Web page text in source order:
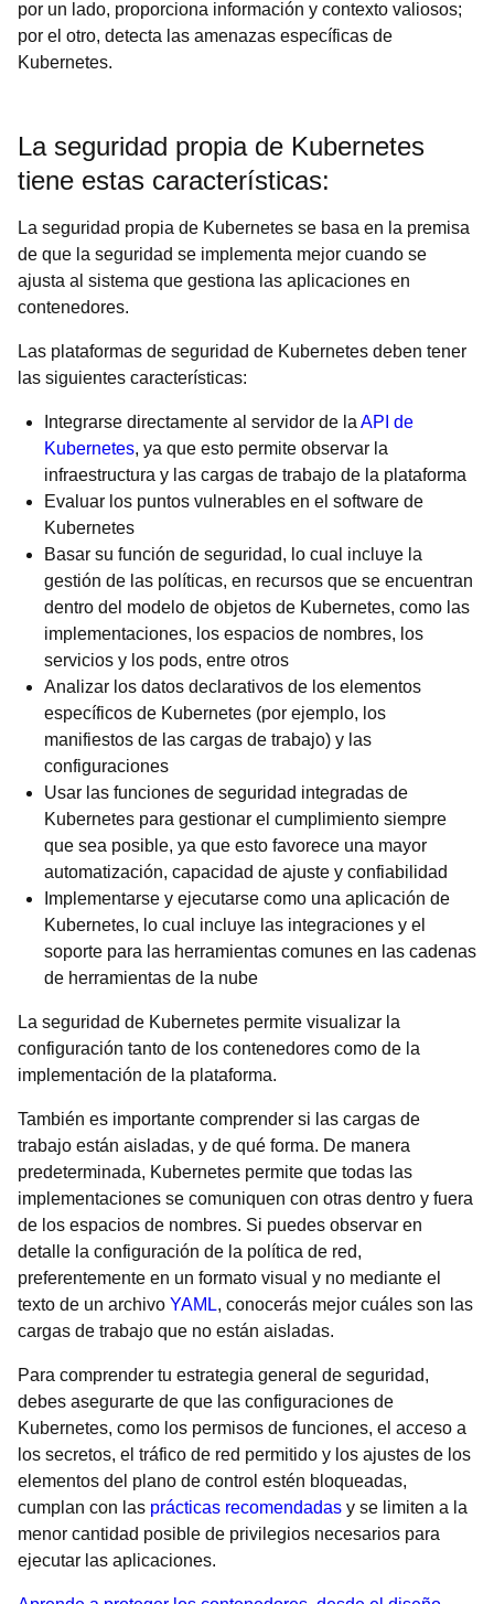
por un lado, proporciona información y contexto valiosos;
por el otro, detecta las amenazas específicas de
Kubernetes.
La seguridad propia de Kubernetes
tiene estas características:
La seguridad propia de Kubernetes se basa en la premisa
de que la seguridad se implementa mejor cuando se
ajusta al sistema que gestiona las aplicaciones en
contenedores.
Las plataformas de seguridad de Kubernetes deben tener
las siguientes características:
Integrarse directamente al servidor de la API de
Kubernetes, ya que esto permite observar la
infraestructura y las cargas de trabajo de la plataforma
Evaluar los puntos vulnerables en el software de
Kubernetes
Basar su función de seguridad, lo cual incluye la
gestión de las políticas, en recursos que se encuentran
dentro del modelo de objetos de Kubernetes, como las
implementaciones, los espacios de nombres, los
servicios y los pods, entre otros
Analizar los datos declarativos de los elementos
específicos de Kubernetes (por ejemplo, los
manifiestos de las cargas de trabajo) y las
configuraciones
Usar las funciones de seguridad integradas de
Kubernetes para gestionar el cumplimiento siempre
que sea posible, ya que esto favorece una mayor
automatización, capacidad de ajuste y confiabilidad
Implementarse y ejecutarse como una aplicación de
Kubernetes, lo cual incluye las integraciones y el
soporte para las herramientas comunes en las cadenas
de herramientas de la nube
La seguridad de Kubernetes permite visualizar la
configuración tanto de los contenedores como de la
implementación de la plataforma.
También es importante comprender si las cargas de
trabajo están aisladas, y de qué forma. De manera
predeterminada, Kubernetes permite que todas las
implementaciones se comuniquen con otras dentro y fuera
de los espacios de nombres. Si puedes observar en
detalle la configuración de la política de red,
preferentemente en un formato visual y no mediante el
texto de un archivo YAML, conocerás mejor cuáles son las
cargas de trabajo que no están aisladas.
Para comprender tu estrategia general de seguridad,
debes asegurarte de que las configuraciones de
Kubernetes, como los permisos de funciones, el acceso a
los secretos, el tráfico de red permitido y los ajustes de los
elementos del plano de control estén bloqueadas,
cumplan con las prácticas recomendadas y se limiten a la
menor cantidad posible de privilegios necesarios para
ejecutar las aplicaciones.